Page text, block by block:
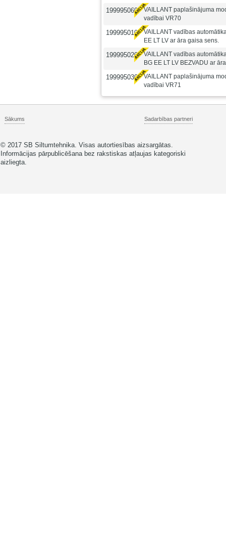
199995060
VAILLANT paplašinājuma
vadībai VR70
199995010
VAILLANT vadības
EE LT LV ar āra gaisa sens.
199995020
VAILLANT vadības
BG EE LT LV BEZVADU ar
199995030
VAILLANT paplašinājuma
vadībai VR71
Sākums Sadarbības partneri
© 2017 SB Siltumtehnika. Visas autortiesības aizsargātas.
Informācijas pārpublicēšana bez rakstiskas atļaujas kategoriski
aizliegta.